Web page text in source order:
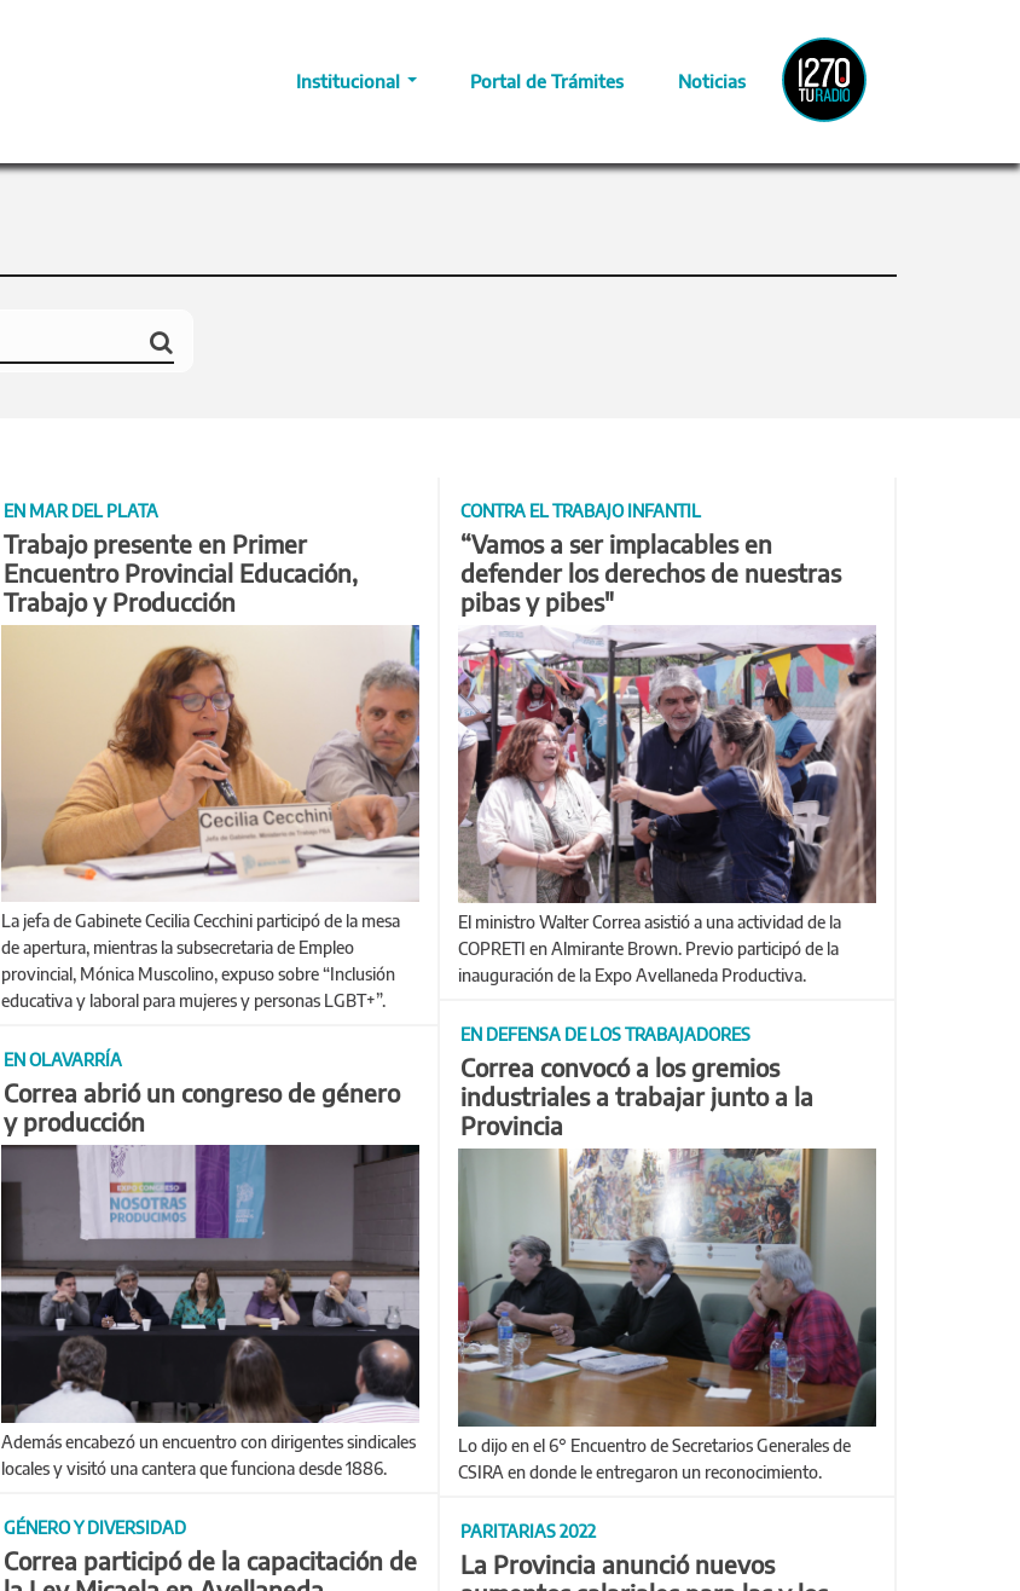
Institucional Portal de Trámites Noticias
Radio
Provincia
EN MAR DEL PLATA
Trabajo presente en Primer
Encuentro Provincial Educación,
Trabajo y Producción
La jefa de Gabinete Cecilia Cecchini participó de la mesa
de apertura, mientras la subsecretaria de Empleo
provincial, Mónica Muscolino, expuso sobre “Inclusión
educativa y laboral para mujeres y personas LGBT+”.
CONTRA EL TRABAJO INFANTIL
“Vamos a ser implacables en
defender los derechos de nuestras
pibas y pibes"
El ministro Walter Correa asistió a una actividad de la
COPRETI en Almirante Brown. Previo participó de la
inauguración de la Expo Avellaneda Productiva.
EN DEFENSA DE LOS TRABAJADORES
Correa convocó a los gremios
industriales a trabajar junto a la
Provincia
Lo dijo en el 6° Encuentro de Secretarios Generales de
CSIRA en donde le entregaron un reconocimiento.
EN OLAVARRÍA
Correa abrió un congreso de género
y producción
Además encabezó un encuentro con dirigentes sindicales
locales y visitó una cantera que funciona desde 1886.
GÉNERO Y DIVERSIDAD
Correa participó de la capacitación de
PARITARIAS 2022
La Provincia anunció nuevos